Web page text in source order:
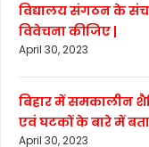
विद्यालय संगठन के
विवेचना कीजिए |
April 30, 2023
बिहार में समकालीन
एवं घटकों के बारे में
April 30, 2023